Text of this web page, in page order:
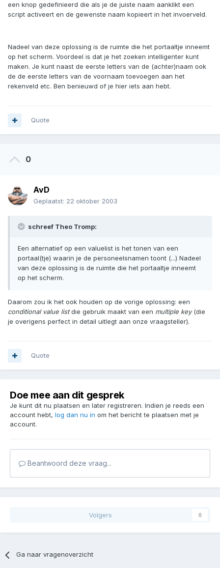
een knop gedefinieerd die als je de juiste naam aanklikt een
script activeert en de gewenste naam kopieert in het invoerveld.
Nadeel van deze oplossing is de ruimte die het portaaltje inneemt
op het scherm. Voordeel is dat je het zoeken intelligenter kunt
maken. Je kunt naast de eerste letters van de (achter)naam ook
de de eerste letters van de voornaam toevoegen aan het
rekenveld etc. Ben benieuwd of je hier iets aan hebt.
Quote
0
AvD
Geplaatst: 22 oktober 2003
schreef Theo Tromp:
Een alternatief op een valuelist is het tonen van een
portaal(tje) waarin je de personeelsnamen toont (...) Nadeel
van deze oplossing is de ruimte die het portaaltje inneemt
op het scherm.
Daarom zou ik het ook houden op de vorige oplossing: een
conditional value listdie gebruik maakt van een multiple key(die
je overigens perfect in detail uitlegt aan onze vraagsteller).
Quote
Doe mee aan dit gesprek
Je kunt dit nu plaatsen en later registreren. Indien je reeds een
account hebt, log dan nu in om het bericht te plaatsen met je
account.
Beantwoord deze vraag...
Volgers 0
Ga naar vragenoverzicht